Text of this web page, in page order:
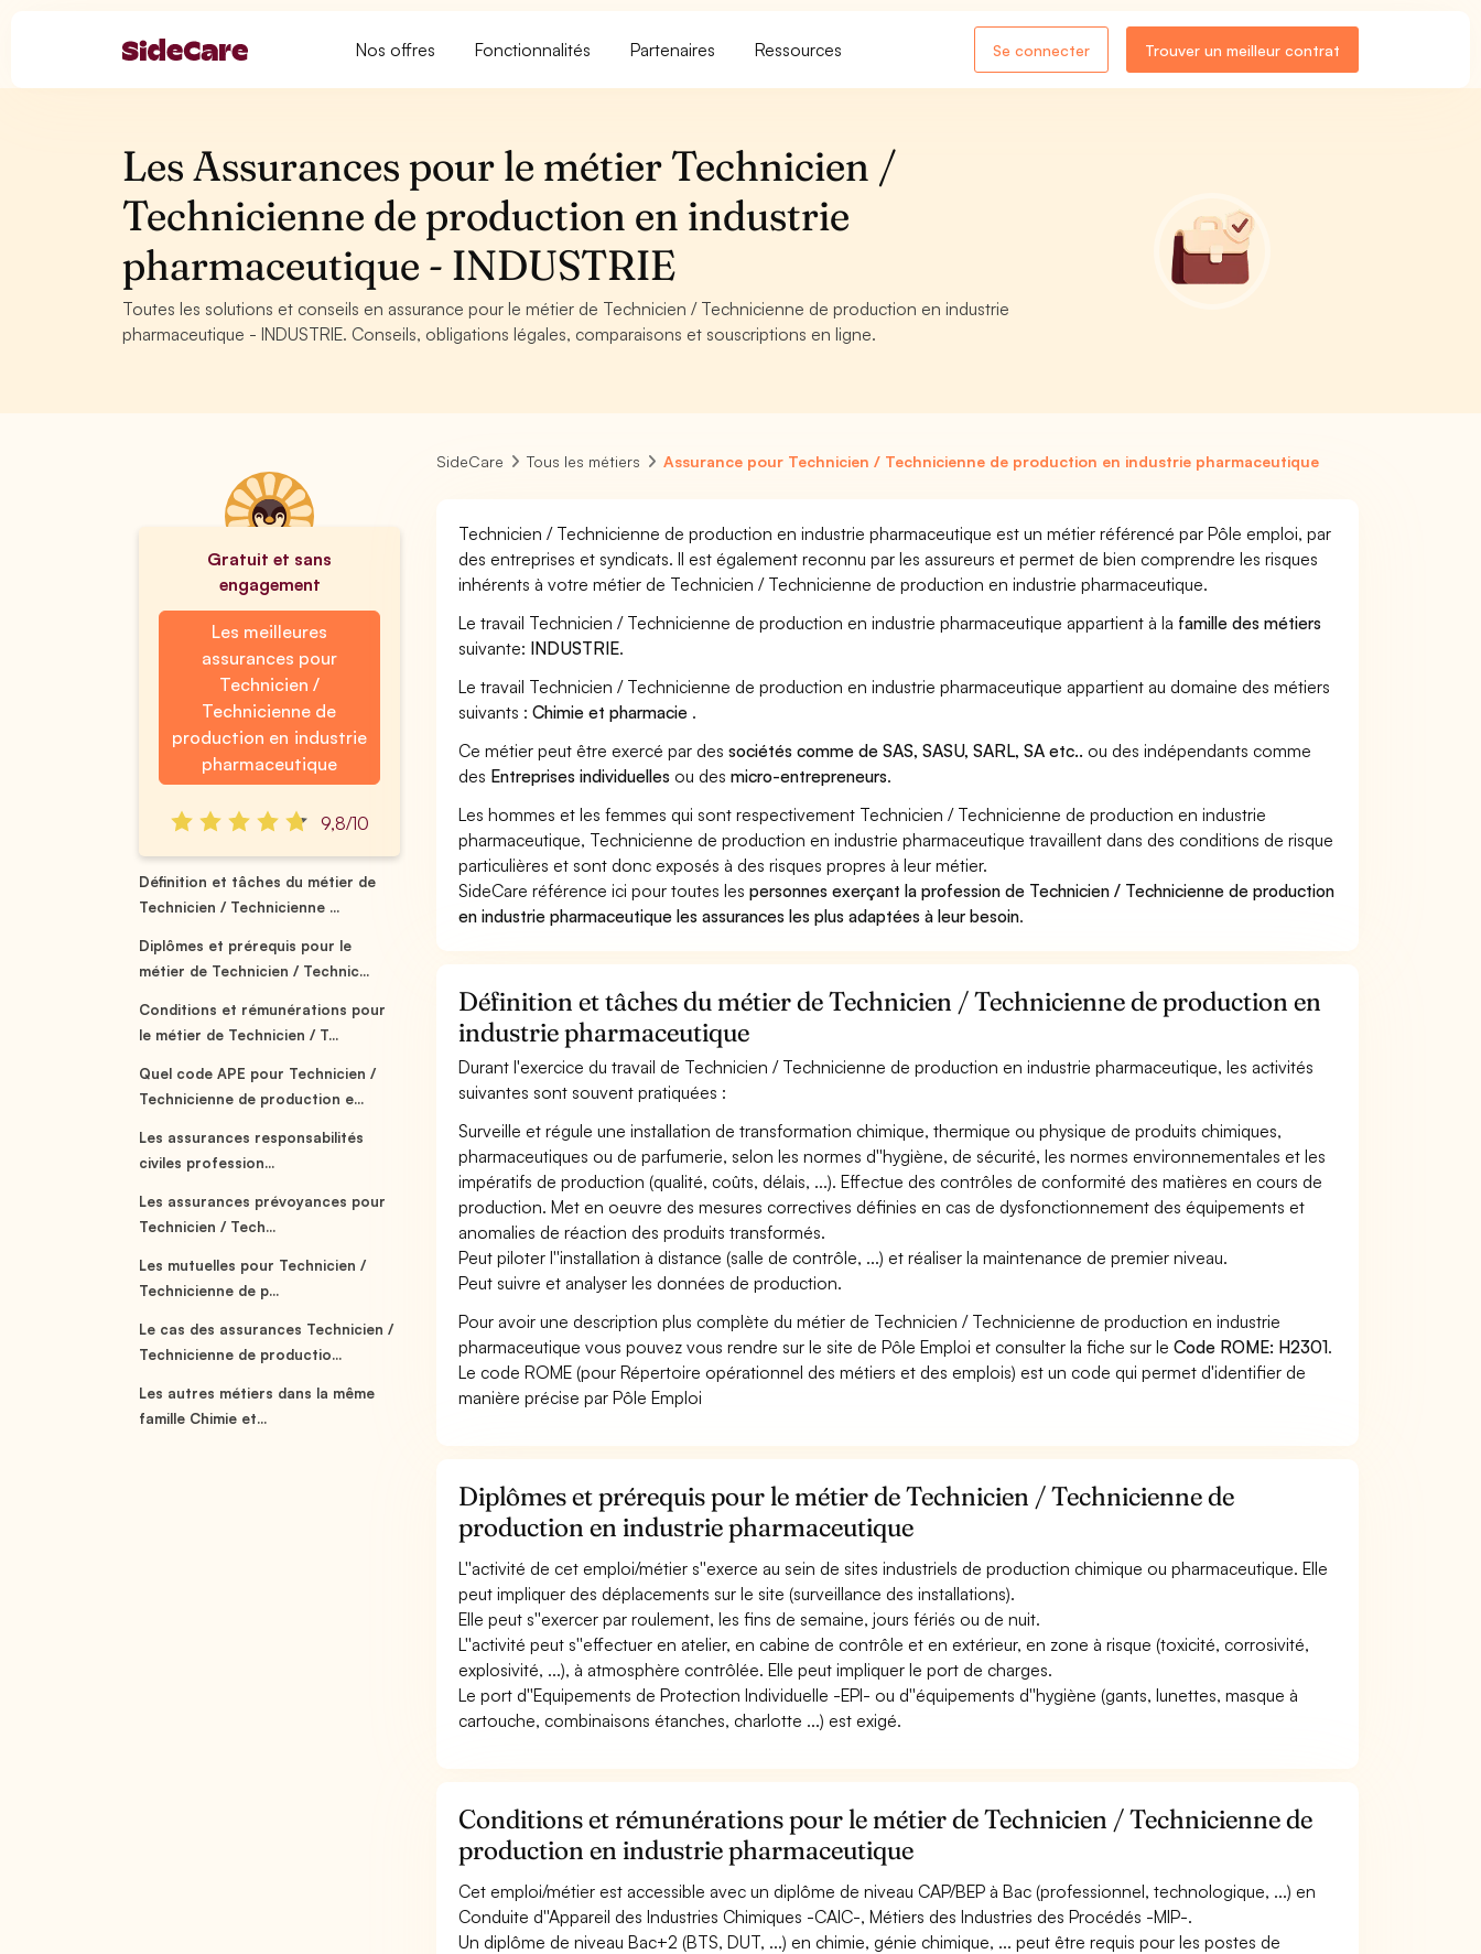
Nos offres Fonctionnalités Partenaires Ressources Se connecter Trouver un meilleur contrat
Les Assurances pour le métier Technicien /
Technicienne de production en industrie
pharmaceutique - INDUSTRIE
Toutes les solutions et conseils en assurance pour le métier de Technicien / Technicienne de production en industrie
pharmaceutique - INDUSTRIE. Conseils, obligations légales, comparaisons et souscriptions en ligne.
Gratuit et sans
engagement
Les meilleures
assurances pour
Technicien /
Technicienne de
production en industrie
pharmaceutique
9,8/10
Définition et tâches du métier de
Technicien / Technicienne ...
Diplômes et prérequis pour le
métier de Technicien / Technic...
Conditions et rémunérations pour
le métier de Technicien / T...
Quel code APE pour Technicien /
Technicienne de production e...
Les assurances responsabilités
civiles profession...
Les assurances prévoyances pour
Technicien / Tech...
Les mutuelles pour Technicien /
Technicienne de p...
Le cas des assurances Technicien /
Technicienne de productio...
Les autres métiers dans la même
famille Chimie et...
SideCare Tous les métiers Assurance pour Technicien / Technicienne de production en industrie pharmaceutique
Technicien / Technicienne de production en industrie pharmaceutique est un métier référencé par Pôle emploi, par
des entreprises et syndicats. Il est également reconnu par les assureurs et permet de bien comprendre les risques
inhérents à votre métier de Technicien / Technicienne de production en industrie pharmaceutique.
Le travail Technicien / Technicienne de production en industrie pharmaceutique appartient à la famille des métiers
suivante: INDUSTRIE.
Le travail Technicien / Technicienne de production en industrie pharmaceutique appartient au domaine des métiers
suivants :Chimie et pharmacie .
Ce métier peut être exercé par dessociétés comme de SAS, SASU, SARL, SA etc.. ou des indépendants comme
des Entreprises individuelles ou desmicro-entrepreneurs.
Les hommes et les femmes qui sont respectivement Technicien / Technicienne de production en industrie
pharmaceutique, Technicienne de production en industrie pharmaceutique travaillent dans des conditions de risque
particulières et sont donc exposés à des risques propres à leur métier.
SideCare référence ici pour toutes lespersonnes exerçant la profession de Technicien / Technicienne de production
en industrie pharmaceutique les assurances les plus adaptées à leur besoin.
Définition et tâches du métier de Technicien / Technicienne de production en
industrie pharmaceutique
Durant l'exercice du travail de Technicien / Technicienne de production en industrie pharmaceutique, les activités
suivantes sont souvent pratiquées :
Surveille et régule une installation de transformation chimique, thermique ou physique de produits chimiques,
pharmaceutiques ou de parfumerie, selon les normes d''hygiène, de sécurité, les normes environnementales et les
impératifs de production (qualité, coûts, délais, ...). Effectue des contrôles de conformité des matières en cours de
production. Met en oeuvre des mesures correctives définies en cas de dysfonctionnement des équipements et
anomalies de réaction des produits transformés.
Peut piloter l''installation à distance (salle de contrôle, ...) et réaliser la maintenance de premier niveau.
Peut suivre et analyser les données de production.
Pour avoir une description plus complète du métier de Technicien / Technicienne de production en industrie
pharmaceutique vous pouvez vous rendre sur le site de Pôle Emploi et consulter la fiche sur leCode ROME: H2301.
Le code ROME (pour Répertoire opérationnel des métiers et des emplois) est un code qui permet d'identifier de
manière précise par Pôle Emploi
Diplômes et prérequis pour le métier de Technicien / Technicienne de
production en industrie pharmaceutique
L''activité de cet emploi/métier s''exerce au sein de sites industriels de production chimique ou pharmaceutique. Elle
peut impliquer des déplacements sur le site (surveillance des installations).
Elle peut s''exercer par roulement, les fins de semaine, jours fériés ou de nuit.
L''activité peut s''effectuer en atelier, en cabine de contrôle et en extérieur, en zone à risque (toxicité, corrosivité,
explosivité, ...), à atmosphère contrôlée. Elle peut impliquer le port de charges.
Le port d''Equipements de Protection Individuelle -EPI- ou d''équipements d''hygiène (gants, lunettes, masque à
cartouche, combinaisons étanches, charlotte ...) est exigé.
Conditions et rémunérations pour le métier de Technicien / Technicienne de
production en industrie pharmaceutique
Cet emploi/métier est accessible avec un diplôme de niveau CAP/BEP à Bac (professionnel, technologique, ...) en
Conduite d''Appareil des Industries Chimiques -CAIC-, Métiers des Industries des Procédés -MIP-.
Un diplôme de niveau Bac+2 (BTS, DUT, ...) en chimie, génie chimique, ... peut être requis pour les postes de